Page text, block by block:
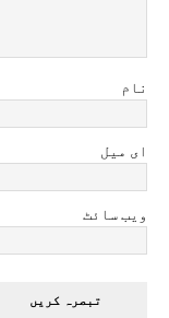
نام
ای میل
ویب سائٹ